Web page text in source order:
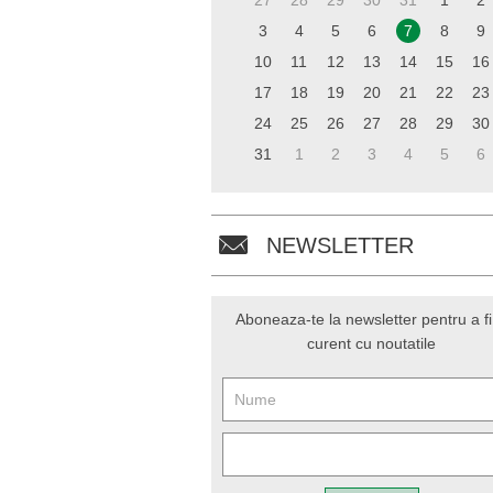
3
4 5 6 7 8
9
10
11 12 13 14 15
16
17
18 19 20 21 22
23
24
25 26 27 28 29
30
31
1 2 3 4 5 6
NEWSLETTER
Aboneaza-te la newsletter pentru a
curent cu noutatile